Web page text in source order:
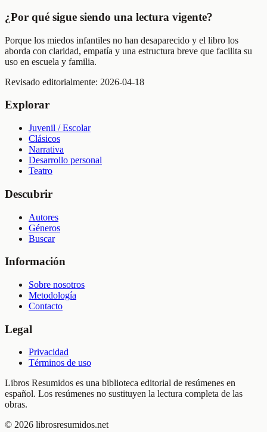
¿Por qué sigue siendo una lectura vigente?
Porque los miedos infantiles no han desaparecido y el libro los
aborda con claridad, empatía y una estructura breve que facilita su
uso en escuela y familia.
Revisado editorialmente: 2026-04-18
Explorar
Juvenil / Escolar
Clásicos
Narrativa
Desarrollo personal
Teatro
Descubrir
Autores
Géneros
Buscar
Información
Sobre nosotros
Metodología
Contacto
Legal
Privacidad
Términos de uso
Libros Resumidos es una biblioteca editorial de resúmenes en
español. Los resúmenes no sustituyen la lectura completa de las
obras.
© 2026 librosresumidos.net